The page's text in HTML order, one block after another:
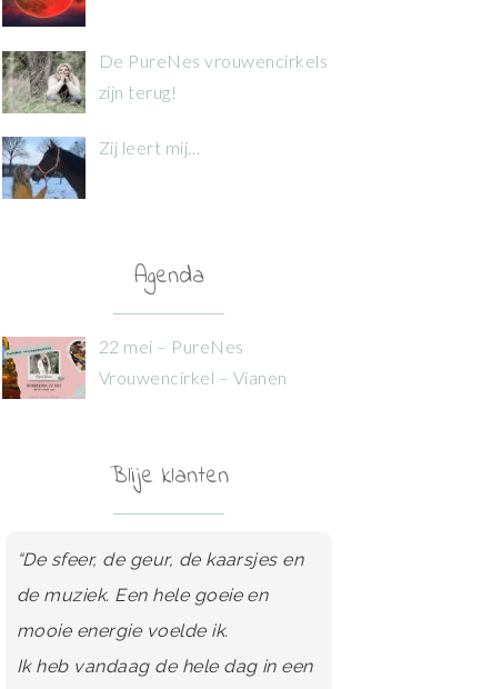
De PureNes vrouwencirkels
zijn terug!
Zij leert mij…
Agenda
22 mei – PureNes
Vrouwencirkel – Vianen
Blije klanten
“De sfeer, de geur, de kaarsjes en
de muziek. Een hele goeie en
mooie energie voelde ik.
Ik heb vandaag de hele dag in een
“Een aanrader voor iedere vrouw
die zich vanuit liefde, veiligheid en
kwetsbaarheid wil ontwikkelen.”